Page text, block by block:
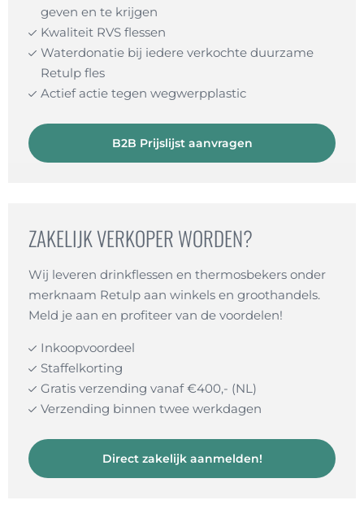
geven en te krijgen
Kwaliteit RVS flessen
Waterdonatie bij iedere verkochte duurzame
Retulp fles
Actief actie tegen wegwerpplastic
B2B Prijslijst aanvragen
ZAKELIJK VERKOPER WORDEN?
Wij leveren drinkflessen en thermosbekers onder
merknaam Retulp aan winkels en groothandels.
Meld je aan en profiteer van de voordelen!
Inkoopvoordeel
Staffelkorting
Gratis verzending vanaf €400,- (NL)
Verzending binnen twee werkdagen
Direct zakelijk aanmelden!